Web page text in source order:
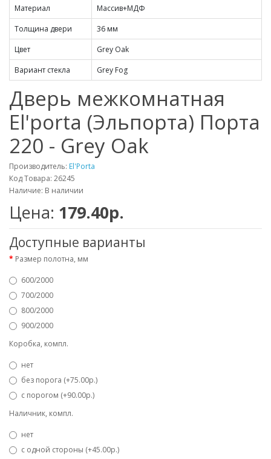
Материал
Массив+МДФ
Толщина двери
36 мм
Цвет
Grey Oak
Вариант стекла
Grey Fog
Дверь межкомнатная
El'porta (Эльпорта) Порта
220 - Grey Oak
Производитель: El'Porta
Код Товара: 26245
Наличие: В наличии
Цена: 179.40р.
Доступные варианты
Размер полотна, мм
600/2000
700/2000
800/2000
900/2000
Коробка, компл.
нет
без порога (+75.00р.)
с порогом (+90.00р.)
Наличник, компл.
нет
с одной стороны (+45.00р.)